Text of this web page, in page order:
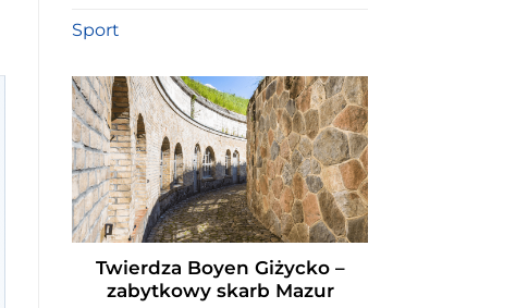
Sport
Twierdza Boyen Giżycko –
zabytkowy skarb Mazur